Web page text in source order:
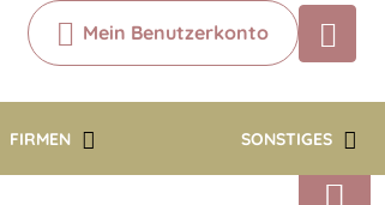
Mein Benutzerkonto
FIRMEN SONSTIGES
Chatbot
Chatten Sie 24/7 mit unserem
Kontakt